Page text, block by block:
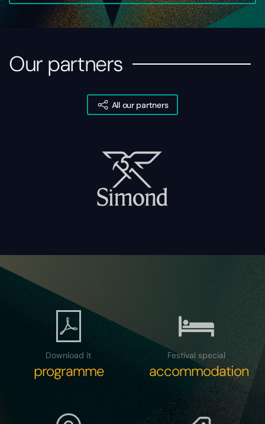
Our partners
All our partners
Download it
programme
Festival special
accommodation